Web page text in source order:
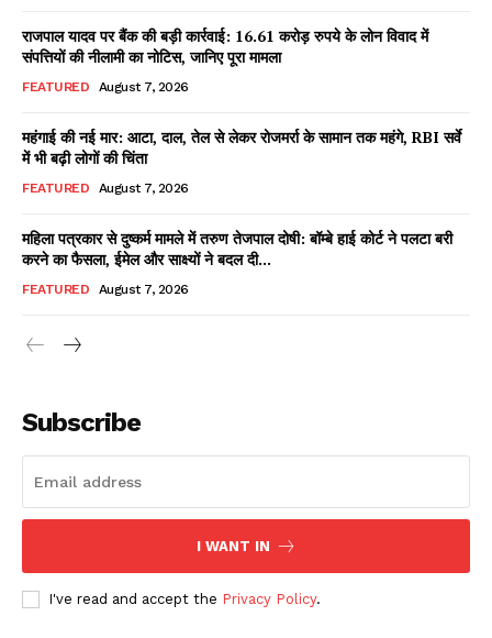
Facebook
X WhatsApp
Share
Read Latest News on AIN
राजपाल यादव पर बैंक की बड़ी कार्रवाई: 16.61 करोड़ रुपये के लोन विवाद में
संपत्तियों की नीलामी का नोटिस, जानिए पूरा मामला
FEATURED August 7, 2026
महंगाई की नई मार: आटा, दाल, तेल से लेकर रोजमर्रा के सामान तक महंगे, RBI सर्वे
में भी बढ़ी लोगों की चिंता
FEATURED August 7, 2026
महिला पत्रकार से दुष्कर्म मामले में तरुण तेजपाल दोषी: बॉम्बे हाई कोर्ट ने पलटा बरी
करने का फैसला, ईमेल और साक्ष्यों ने बदल दी...
FEATURED August 7, 2026
Subscribe
I WANT IN
I've read and accept the Privacy Policy.